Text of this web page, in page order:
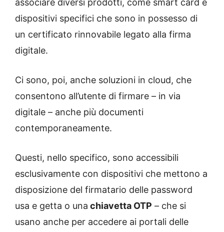
associare diversi prodotti, come smart card e
dispositivi specifici che sono in possesso di
un certificato rinnovabile legato alla firma
digitale.
Ci sono, poi, anche soluzioni in cloud, che
consentono all’utente di firmare – in via
digitale – anche più documenti
contemporaneamente.
Questi, nello specifico, sono accessibili
esclusivamente con dispositivi che mettono a
disposizione del firmatario delle password
usa e getta o una chiavetta OTP – che si
usano anche per accedere ai portali delle